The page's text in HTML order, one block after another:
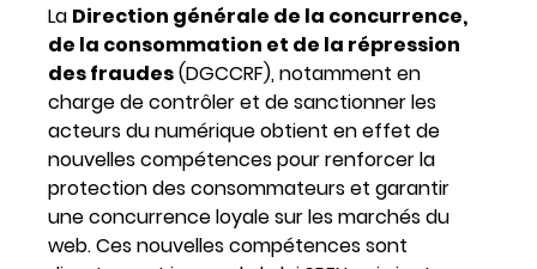
La Direction générale de la concurrence,
de la consommation et de la répression
des fraudes(DGCCRF), notamment en
charge de contrôler et de sanctionner les
acteurs du numérique obtient en effet de
nouvelles compétences pour renforcer la
protection des consommateurs et garantir
une concurrence loyale sur les marchés du
web. Ces nouvelles compétences sont